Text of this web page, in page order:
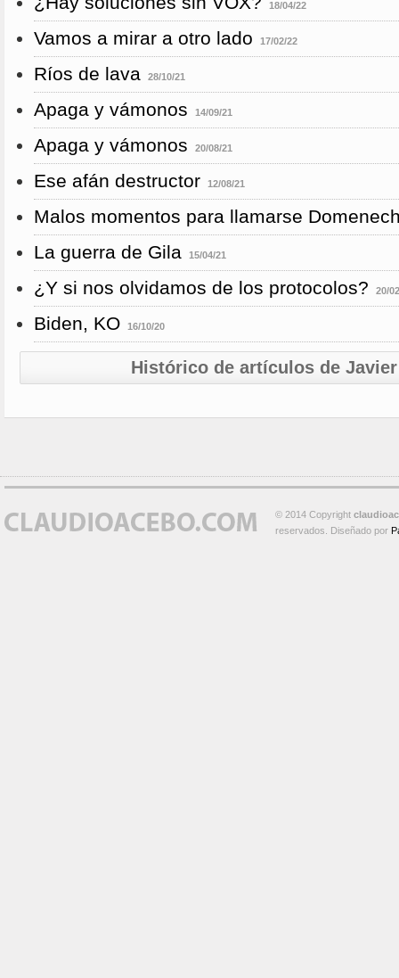
18/04/22
Vamos a mirar a otro lado 17/02/22
Ríos de lava 28/10/21
Apaga y vámonos 14/09/21
Apaga y vámonos 20/08/21
Ese afán destructor 12/08/21
Malos momentos para llamarse
La guerra de Gila
15/04/21
¿Y si nos olvidamos de los protocolos? 20/
Biden, KO 16/10/20
Histórico de artículos de
© 2014 Copyright
reservados. Diseñado por